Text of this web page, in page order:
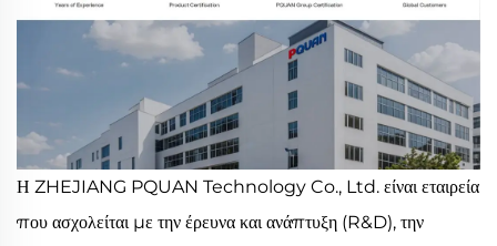
Η ZHEJIANG PQUAN Technology Co., Ltd. είναι εταιρεία
που ασχολείται με την έρευνα και ανάπτυξη (R&D), την